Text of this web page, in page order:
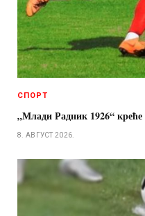
СПОРТ
„Млади Радник 1926“
8. АВГУСТ 2026.